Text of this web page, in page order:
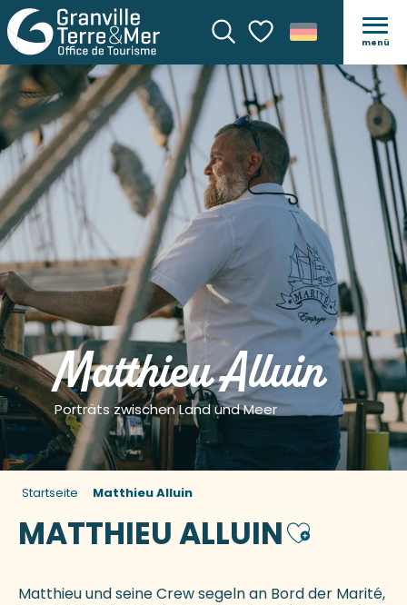
SucheVoir les favoris
menü
Matthieu Alluin
Porträts zwischen Land und Meer
Startseite Matthieu Alluin
MATTHIEU ALLUIN Ajouter
Matthieu und seine Crew segeln an Bord der Marité,